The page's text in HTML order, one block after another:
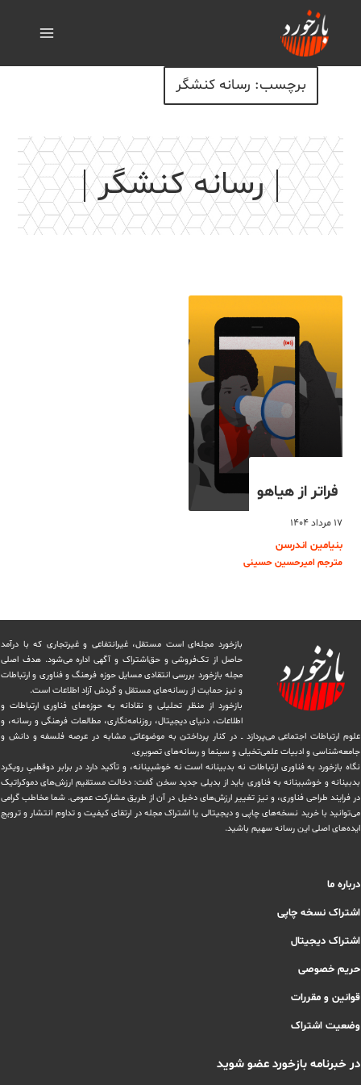
برچسب: رسانه کنشگر
رسانه کنشگر
فراتر از هیاهو
۱۷ مرداد ۱۴۰۴
بنیامین اندرسن
مترجم امیرحسین حسینی
بازخورد مجله‌ای است مستقل، غیرانتفاعی و غیرتجاری که با درآمد
حاصل از تک‌فروشی و حق‌اشتراک و آگهی اداره می‌شود. ‏هدف اصلی
مجله بازخورد بررسی انتقادی مسایل حوزه فرهنگ و فناوری و ارتباطات
و نیز حمایت از رسانه‌های مستقل و‌ گردش ‏آزاد اطلاعات است.
بازخورد از منظر تحلیلی و نقادانه به حوزه‌های فناوری ارتباطات و
اطلاعات، دنیای دیجیتال، روزنامه‌نگاری، ‏مطالعات فرهنگی و رسانه، و
علوم ارتباطات اجتماعی می‌پردازد ــ در کنار پرداختن به موضوعاتی مشابه در عرصه فلسفه و دانش و
‏جامعه‌شناسی و ادبیات علمی‌تخیلی و سینما و رسانه‌های تصویری.
نگاه بازخورد به فناوری ارتباطات نه بدبینانه است نه خوشبینانه، و تأکید دارد ‏در برابر دوقطبیِ رویکرد
بدبینانه و خوشبینانه به فناوری باید از بدیلی جدید سخن گفت: دخالت مستقیم ارزش‌های دموکراتیک
در ‏فرایند طراحی فناوری، و نیز تغییر ارزش‌های دخيل در آن از طریق مشاركت عمومی. شما مخاطب گرامی
می‌توانید با خرید نسخه‌های چاپی و دیجیتالی یا ‏اشتراک مجله در ارتقای کیفیت و تداوم انتشار و ترویج
ایده‌های اصلی این رسانه سهیم باشید.
درباره ما
اشتراک نسخه چاپی
اشتراک دیجیتال
حریم خصوصی
قوانین و مقررات
وضعیت اشتراک
در خبرنامه بازخورد عضو شوید